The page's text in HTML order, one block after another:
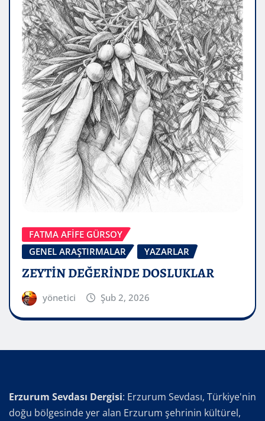
FATMA AFİFE GÜRSOY
GENEL ARAŞTIRMALAR
YAZARLAR
ZEYTİN DEĞERİNDE DOSLUKLAR
yönetici Şub 2, 2026
Erzurum Sevdası Dergisi: Erzurum Sevdası, Türkiye'nin
doğu bölgesinde yer alan Erzurum şehrinin kültürel,